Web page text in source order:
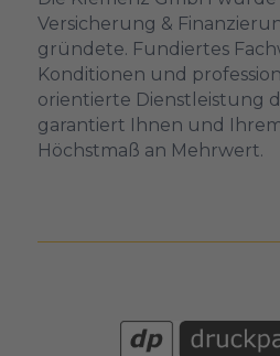
Versicherung &
gründete. Fundiertes
Konditionen und
orientierte Dienstleistung
garantiert Ihnen und
Höchstmaß an Mehrwert.